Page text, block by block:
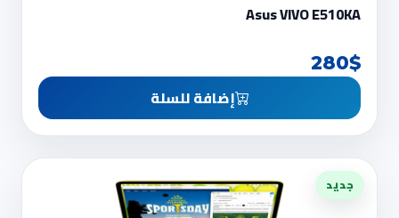
Asus VIVO E510KA
280$
إضافة للسلة
جديد